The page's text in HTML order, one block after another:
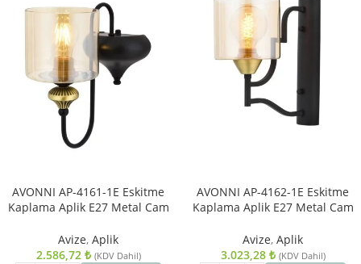
AVONNI AP-4161-1E Eskitme
Kaplama Aplik E27 Metal Cam
Avize, Aplik
2.586,72 ₺ (KDV Dahil)
AVONNI AP-4162-1E Eskitme
Kaplama Aplik E27 Metal Cam
Avize, Aplik
3.023,28 ₺ (KDV Dahil)